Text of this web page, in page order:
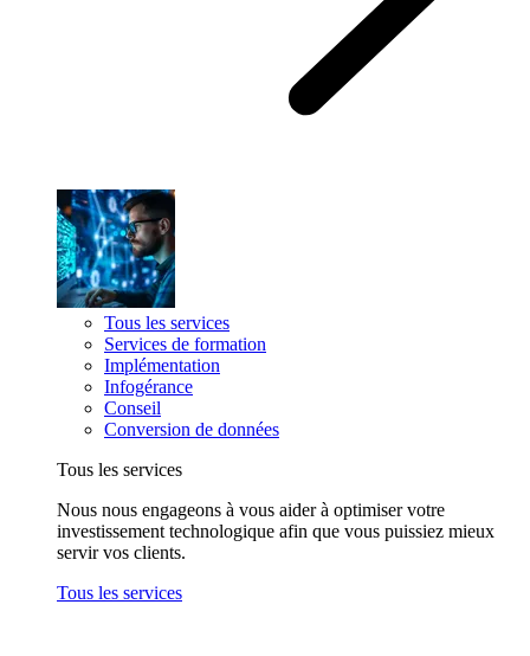
Tous les services
Services de formation
Implémentation
Infogérance
Conseil
Conversion de données
Tous les services
Nous nous engageons à vous aider à optimiser votre
investissement technologique afin que vous puissiez mieux
servir vos clients.
Tous les services